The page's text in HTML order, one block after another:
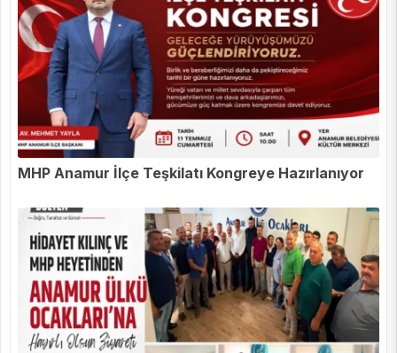
MHP Anamur İlçe Teşkilatı Kongreye Hazırlanıyor